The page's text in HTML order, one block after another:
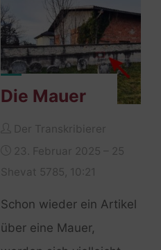
Die Mauer
Der Transkribierer
23. Februar 2025 – 25
Shevat 5785, 10:21
Schon wieder ein Artikel
über eine Mauer,